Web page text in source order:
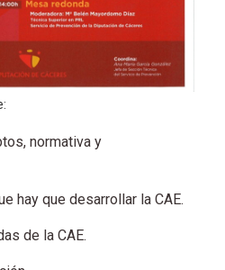
normativa y
hay que desarrollar la CAE.
de la CAE.